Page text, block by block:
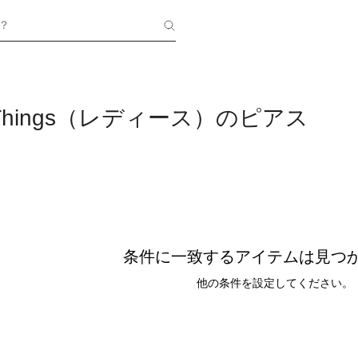
（レディース）のピアス
条件に一致するアイテムは見つ
他の条件を設定してください。